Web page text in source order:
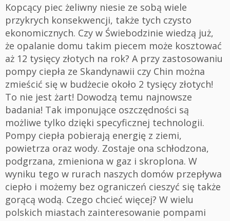
Kopcący piec żeliwny niesie ze sobą wiele
przykrych konsekwencji, także tych czysto
ekonomicznych. Czy w Świebodzinie wiedzą już,
że opalanie domu takim piecem może kosztować
aż 12 tysięcy złotych na rok? A przy zastosowaniu
pompy ciepła ze Skandynawii czy Chin można
zmieścić się w budżecie około 2 tysięcy złotych!
To nie jest żart! Dowodzą temu najnowsze
badania! Tak imponujące oszczędności są
możliwe tylko dzięki specyficznej technologii.
Pompy ciepła pobierają energię z ziemi,
powietrza oraz wody. Zostaje ona schłodzona,
podgrzana, zmieniona w gaz i skroplona. W
wyniku tego w rurach naszych domów przepływa
ciepło i możemy bez ograniczeń cieszyć się także
gorącą wodą. Czego chcieć więcej? W wielu
polskich miastach zainteresowanie pompami